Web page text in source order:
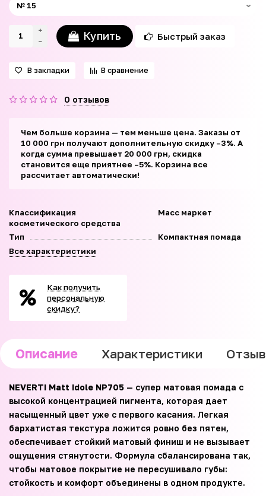
Купить Быстрый заказ
В закладки В сравнение
0 отзывов
Чем больше корзина — тем меньше цена. Заказы от
10 000 грн получают дополнительную скидку –3%. А
когда сумма превышает 20 000 грн, скидка
становится еще приятнее –5%. Корзина все
рассчитает автоматически!
Классификация
косметического средства
Масс маркет
Тип
Компактная помада
Все характеристики
Как получить
персональную
скидку?
Описание Характеристики
NEVERTI Matt Idole NP705 — супер матовая помада с
высокой концентрацией пигмента, которая дает
насыщенный цвет уже с первого касания. Легкая
бархатистая текстура ложится ровно без пятен,
обеспечивает стойкий матовый финиш и не вызывает
ощущения стянутости. Формула сбалансирована так,
чтобы матовое покрытие не пересушивало губы:
стойкость и комфорт объединены в одном продукте.